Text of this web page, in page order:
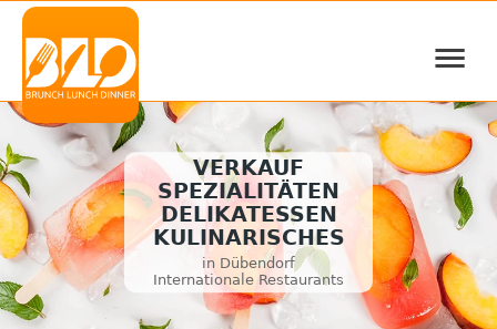
≡
VERKAUF
SPEZIALITÄTEN
DELIKATESSEN
KULINARISCHES
in Dübendorf
Internationale Restaurants